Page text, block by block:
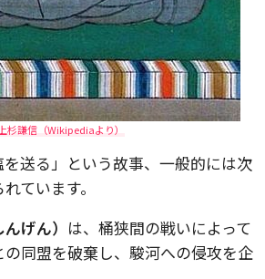
上杉謙信（Wikipediaより）
送る」という故事、一般的には次
ています。
げん） は、桶狭間の戦いによって
同盟を破棄し、駿河への侵攻を企